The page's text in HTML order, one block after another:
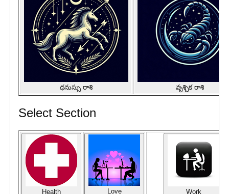
ధనుస్సు రాశి వృశ్చిక రాశి
Select Section
Health Love Work